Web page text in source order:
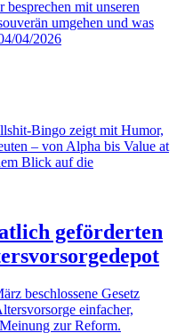
mit unseren
umgehen und was
04/2026
zeigt mit Humor,
– von Alpha bis Value at
Blick auf die
geförderten
beschlossene Gesetz
einfacher,
zur Reform.